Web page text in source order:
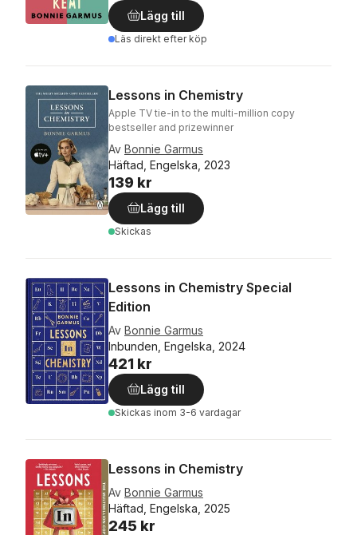
Lägg till
Läs direkt efter köp
Lessons in Chemistry
Apple TV tie-in to the multi-million copy
bestseller and prizewinner
Av Bonnie Garmus
Häftad, Engelska, 2023
139 kr
Lägg till
Skickas
Lessons in Chemistry Special
Edition
Av Bonnie Garmus
Inbunden, Engelska, 2024
421 kr
Lägg till
Skickas inom 3-6 vardagar
Lessons in Chemistry
Av Bonnie Garmus
Häftad, Engelska, 2025
245 kr